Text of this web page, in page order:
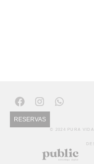
RESERVAS
© 2024 PURA